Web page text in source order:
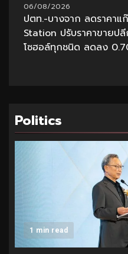
06/08/2026
ปตท.-บางจาก ลดราคา
Station ปรับราคาขายป
โซฮอล์ทุกชนิด ลดลง
Politics
1 min read